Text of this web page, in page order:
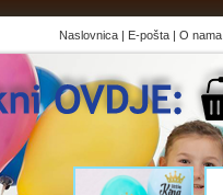
Naslovnica | E-pošta | O nama